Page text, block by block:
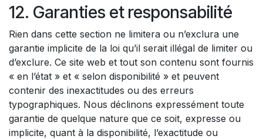
12. Garanties et responsabilité
Rien dans cette section ne limitera ou n’exclura une
garantie implicite de la loi qu’il serait illégal de limiter ou
d’exclure. Ce site web et tout son contenu sont fournis
« en l’état » et « selon disponibilité » et peuvent
contenir des inexactitudes ou des erreurs
typographiques. Nous déclinons expressément toute
garantie de quelque nature que ce soit, expresse ou
implicite, quant à la disponibilité, l’exactitude ou